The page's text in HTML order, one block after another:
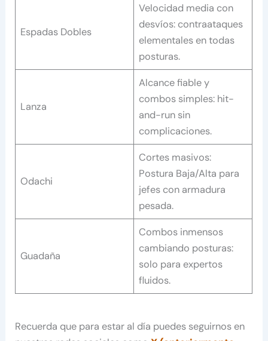
Espadas Dobles
Velocidad media con
desvíos: contraataques
elementales en todas
posturas.
Lanza
Alcance fiable y
combos simples: hit-
and-run sin
complicaciones.
Odachi
Cortes masivos:
Postura Baja/Alta para
jefes con armadura
pesada.
Guadaña
Combos inmensos
cambiando posturas:
solo para expertos
fluidos.
Recuerda que para estar al día puedes seguirnos en